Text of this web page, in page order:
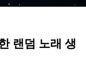
랜덤 노래 생